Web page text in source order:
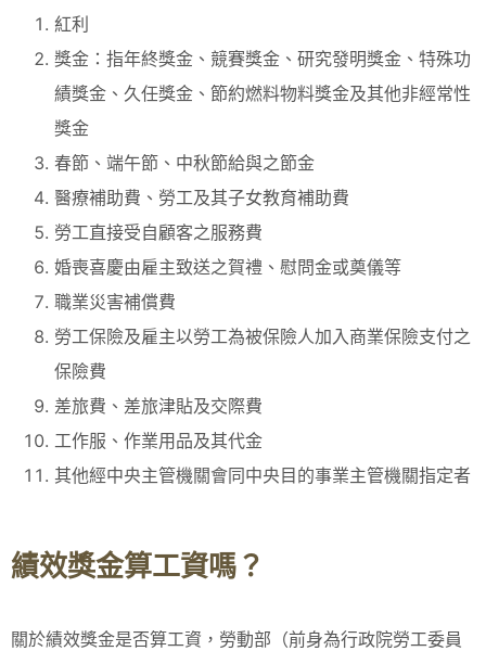
紅利
獎金：指年終獎金、競賽獎金、研究發明獎金、特殊功
績獎金、久任獎金、節約燃料物料獎金及其他非經常性
獎金
春節、端午節、中秋節給與之節金
醫療補助費、勞工及其子女教育補助費
勞工直接受自顧客之服務費
婚喪喜慶由雇主致送之賀禮、慰問金或奠儀等
職業災害補償費
勞工保險及雇主以勞工為被保險人加入商業保險支付之
保險費
差旅費、差旅津貼及交際費
工作服、作業用品及其代金
其他經中央主管機關會同中央目的事業主管機關指定者
績效獎金算工資嗎？
關於績效獎金是否算工資，勞動部（前身為行政院勞工委員